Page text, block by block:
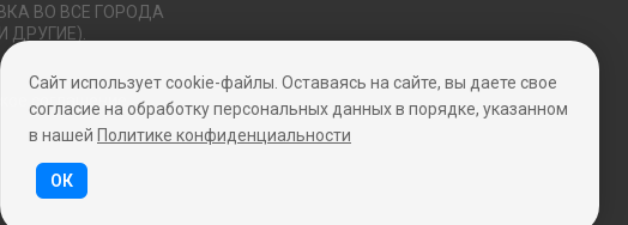
ВО ВСЕ ГОРОДА
ДРУГИЕ).
соглашение
Сайт использует cookie-файлы. Оставаясь на сайте, вы даете свое
согласие на обработку персональных данных в порядке, указанном
в нашей Политике конфиденциальности
ОК